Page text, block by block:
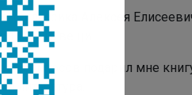
классика Алексея
иные вещи.
Томтосов подарил мне
литература.